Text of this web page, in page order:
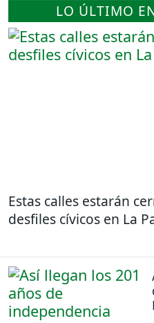
LO ÚLTIMO
Estas calles estarán
desfiles cívicos en La